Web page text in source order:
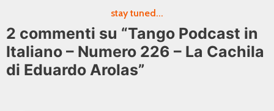
stay tuned...
2 commenti su “Tango Podcast in
Italiano – Numero 226 – La Cachila
di Eduardo Arolas”